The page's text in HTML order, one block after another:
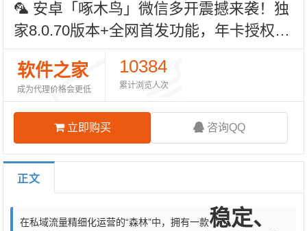
🦜 安卓「啄木鸟」微信多开震撼来袭！独
家8.0.70版本+全网首发功能，年卡授权更
省心！
软件之家
成为代理价格会更低
10384
累计浏览人次
立即购买 咨询QQ
正文
在私域流量精细化运营的“森林”中，拥有一款稳定、